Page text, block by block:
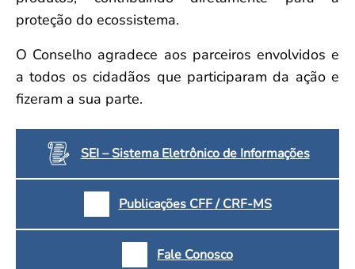
proteção do ecossistema.
O Conselho agradece aos parceiros envolvidos e
a todos os cidadãos que participaram da ação e
fizeram a sua parte.
SEI – Sistema Eletrônico de Informações
Publicações CFF / CRF-MS
Fale Conosco